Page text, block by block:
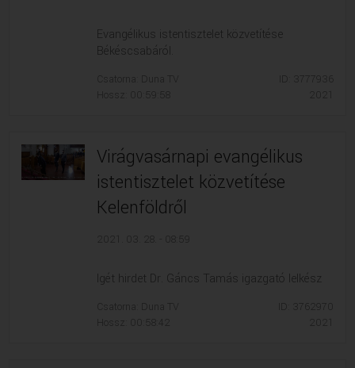
Evangélikus istentisztelet közvetítése
Békéscsabáról.
Csatorna: Duna TV
Hossz: 00:59:58
ID: 3777936
Virágvasárnapi evangélikus
istentisztelet közvetítése
Kelenföldről
Igét hirdet Dr. Gáncs Tamás igazgató lelkész
Csatorna: Duna TV
Hossz: 00:58:42
ID: 3762970